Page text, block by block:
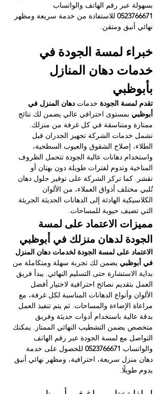
بسهولة عبر رقم الهاتف والواتساب
0523766671 للاستفادة من خدمة سريعة ومظهر
نهائي أنيق ومتقن.
خبراء لمسة الجودة في
خدمات دهان المنازل
بأبوظبي
تقدم لمسة الجودة خدمات دهان المنزل في
أبوظبي بمستوى احترافي عالي يضمن لك نتائج
ممتازة ومتناسقة في كل غرفة من منزلك.
تشمل خدمات الشركة تجهيز الجدران قبل
الطلاء، إصلاح الشقوق والعيوب السطحية،
واستخدام دهانات عالية الجودة تتحمل الظروف
المناخية وتدوم لفترات طويلة دون بهتان أو
تقشر. كما تركز الشركة على توفير حلول دهان
تُلبي مختلف أذواق العملاء، من الألوان
الكلاسيكية الهادئة إلى الدهانات الحديثة الجريئة
التي تضيف حيوية للمساحات.
مميزات الاعتماد على لمسة
الجودة لدهان منزلك في أبوظبي
الاعتماد على لمسة الجودة لخدمات دهان المنزل
في أبوظبي يضمن لك تجربة سهلة ومتكاملة من
بداية الاستشارة حتى التسليم النهائي. يبدأ فريق
العمل بتقديم نصائح احترافية لاختيار أفضل
الألوان وأنواع الدهانات المناسبة لكل غرفة، مع
مراعاة الإضاءة والمساحات. ثم يتم تنفيذ العمل
بدقة عالية باستخدام أدوات حديثة وفريق
متخصص يضمن التشطيب النهائي الممتاز. يمكنك
التواصل مع لمسة الجودة عبر رقم الهاتف
والواتساب 0523766671 للحصول على خدمة
دهان منزل سريعة، احترافية، ومظهر نهائي أنيق
يدوم طويلًا.